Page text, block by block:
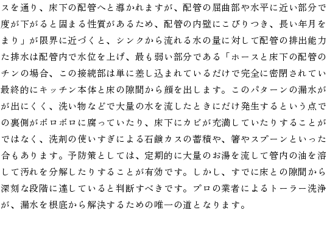
スを通り、床下の配管へと導かれますが、配管の屈曲部や水平に近い部分
度が下がると固まる性質があるため、配管の内壁にこびりつき、長い年月
まり」が限界に近づくと、シンクから流れる水の量に対して配管の排出能
た排水は配管内で水位を上げ、最も弱い部分である「ホースと床下の配管
チンの場合、この接続部は単に差し込まれているだけで完全に密閉されて
最終的にキッチン本体と床の隙間から顔を出します。このパターンの漏水
が出にくく、洗い物などで大量の水を流したときにだけ発生するという点
の裏側がボロボロに腐っていたり、床下にカビが充満していたりすること
ではなく、洗剤の使いすぎによる石鹸カスの蓄積や、箸やスプーンといっ
合もあります。予防策としては、定期的に大量のお湯を流して管内の油を
して汚れを分解したりすることが有効です。しかし、すでに床との隙間か
深刻な段階に達していると判断すべきです。プロの業者によるトーラー洗
が、漏水を根底から解決するための唯一の道となります。